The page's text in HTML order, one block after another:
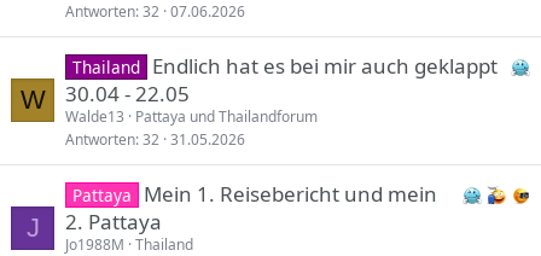
Antworten 32 07.06.2026
W
Thailand Endlich hat es bei mir auch geklappt
30.04 - 22.05
Walde13
Pattaya und Thailandforum
Antworten 32 31.05.2026
J
Pattaya
Mein 1. Reisebericht und mein
2. Pattaya
Jo1988M Thailand